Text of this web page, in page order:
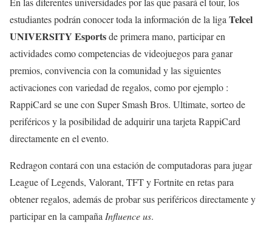
estudiantes podrán conocer toda la información de la ligaTelcel
UNIVERSITY Esportsde primera mano, participar en
actividades como competencias de videojuegos para ganar
premios, convivencia con la comunidad y las siguientes
activaciones con variedad de regalos, como por ejemplo :
RappiCard se une con Super Smash Bros. Ultimate, sorteo de
periféricos y la posibilidad de adquirir una tarjeta RappiCard
directamente en el evento.
Redragon contará con una estación de computadoras para jugar
League of Legends, Valorant, TFT y Fortnite en retas para
obtener regalos, además de probar sus periféricos directamente y
participar en la campañaInfluence us.